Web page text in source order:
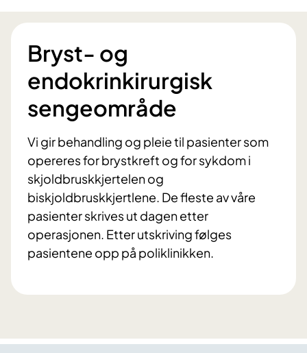
Bryst- og
endokrinkirurgisk
sengeområde
Vi gir behandling og pleie til pasienter som
opereres for brystkreft og for sykdom i
skjoldbruskkjertelen og
biskjoldbruskkjertlene. De fleste av våre
pasienter skrives ut dagen etter
operasjonen. Etter utskriving følges
pasientene opp på poliklinikken.